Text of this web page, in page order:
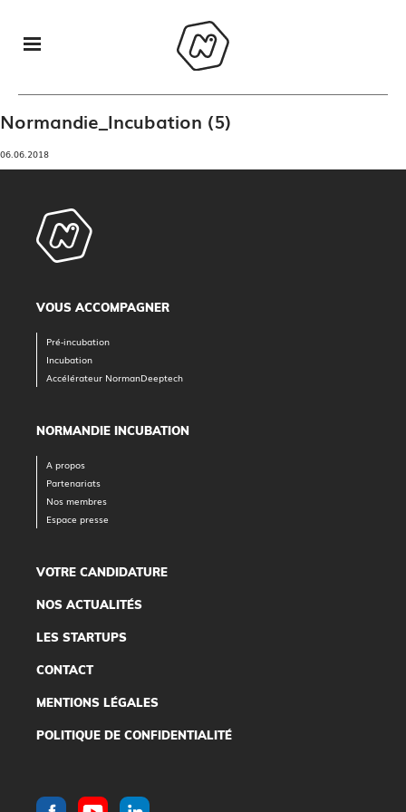
Normandie_Incubation (5)
06.06.2018
VOUS ACCOMPAGNER
Pré-incubation
Incubation
Accélérateur NormanDeeptech
NORMANDIE INCUBATION
A propos
Partenariats
Nos membres
Espace presse
VOTRE CANDIDATURE
NOS ACTUALITÉS
LES STARTUPS
CONTACT
MENTIONS LÉGALES
POLITIQUE DE CONFIDENTIALITÉ